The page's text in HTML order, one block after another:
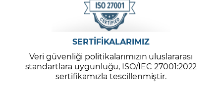
SERTİFİKALARIMIZ
Veri güvenliği politikalarımızın uluslararası
standartlara uygunluğu, ISO/IEC 27001:2022
sertifikamızla tescillenmiştir.